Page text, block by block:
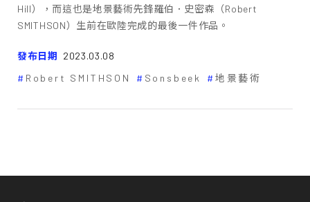
Hill），而這也是地景藝術先鋒羅伯．史密森（Robert
SMITHSON）生前在歐陸完成的最後一件作品。
發布日期 2023.03.08
Robert SMITHSON
Sonsbeek 地景藝術